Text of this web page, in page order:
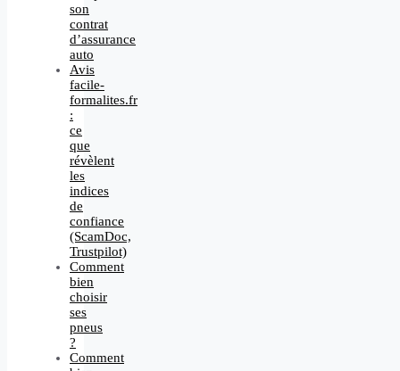
son
contrat
d’assurance
auto
Avis
facile-
formalites.fr
:
ce
que
révèlent
les
indices
de
confiance
(ScamDoc,
Trustpilot)
Comment
bien
choisir
ses
pneus
?
Comment